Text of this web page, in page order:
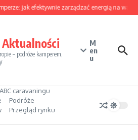
jak efektywnie zarządzać energią na
– podróże kamperem,
M
en
u
ABC caravaningu
Podróże
Przegląd rynku